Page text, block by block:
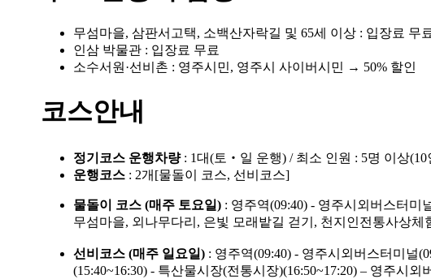
무섬마을, 삼판서고택, 소백산자락길 및 65세 이상 : 입장료 무
인삼 박물관 : 입장료 무료
소수서원·선비촌 : 영주시민, 영주시 사이버시민 → 50% 할인
코스안내
정기코스 운행차량: 1대(토‧일 운행) / 최소 인원 : 5명 이상
운행코스 : 2개[물돌이 코스, 선비코스]
물돌이 코스 (매주 토요일) : 영주역(09:40) - 영주시외버스터미
무섬마을, 외나무다리, 은빛 모래밭길 걷기, 천지인전통사상체
선비코스 (매주 일요일) : 영주역(09:40) - 영주시외버스터미널
(15:40~16:30) - 특산물시장(전통시장)(16:50~17:20) – 영주시외